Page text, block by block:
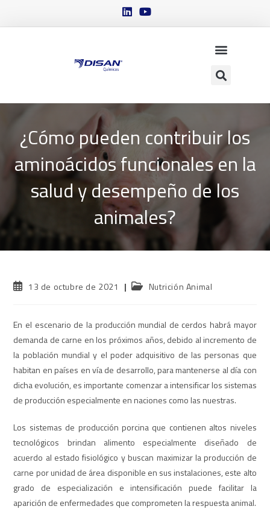
¿Cómo pueden contribuir los
aminoácidos funcionales en la
salud y desempeño de los
animales?
13 de octubre de 2021 Nutrición Animal
En el escenario de la producción mundial de cerdos habrá mayor
demanda de carne en los próximos años, debido al incremento de
la población mundial y el poder adquisitivo de las personas que
habitan en países en vía de desarrollo, para mantenerse al día con
dicha evolución, es importante comenzar a intensificar los sistemas
de producción especialmente en naciones como las nuestras.
Los sistemas de producción porcina que contienen altos niveles
tecnológicos brindan alimento especialmente diseñado de
acuerdo al estado fisiológico y buscan maximizar la producción de
carne por unidad de área disponible en sus instalaciones, este alto
grado de especialización e intensificación puede facilitar la
aparición de enfermedades que comprometen la respuesta animal.